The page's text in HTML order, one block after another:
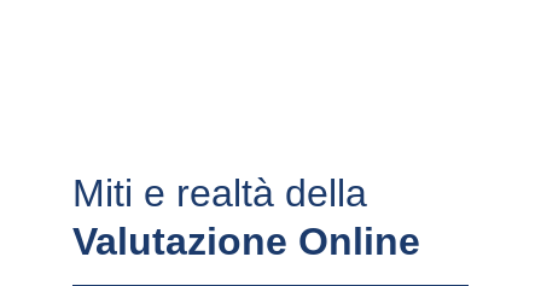
Miti e realtà della
Valutazione Online